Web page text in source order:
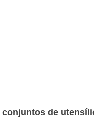
conjuntos de